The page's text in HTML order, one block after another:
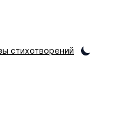
стихотворений